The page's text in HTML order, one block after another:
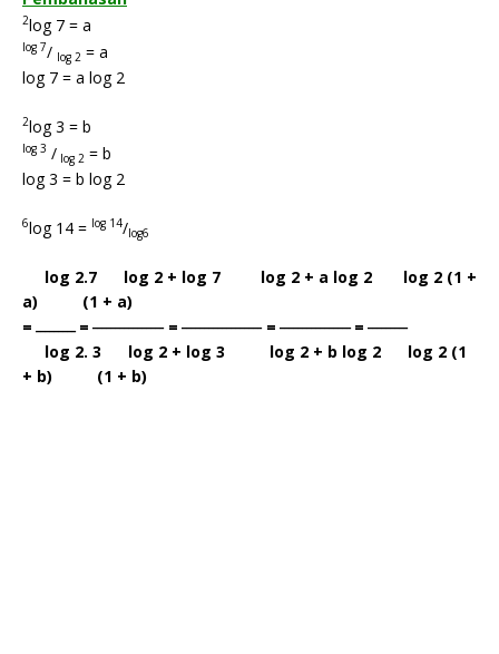
2log 7 = a
log 7/ log 2 = a
log 7 = a log 2
2log 3 = b
log 3 / log 2 = b
log 3 = b log 2
6log 14 = log 14/log6
log 2.7 log 2 + log 7 log 2 + a log 2 log 2 (1 +
a) (1 + a)
=
= = = =
log 2. 3 log 2 + log 3 log 2 + b log 2 log 2 (1
+ b) (1 + b)